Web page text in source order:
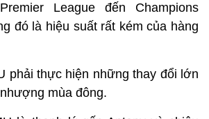
League đến Champions
đó là hiệu suất rất kém của hàng
phải thực hiện những thay đổi lớn
mùa đông.